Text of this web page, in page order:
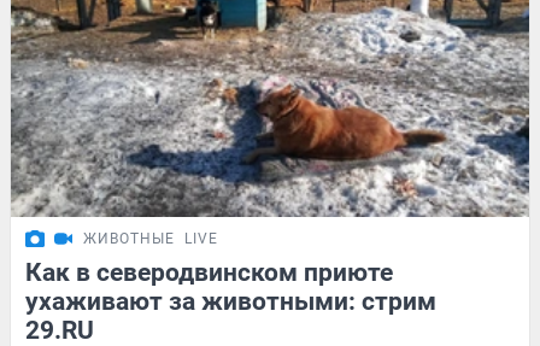
ЖИВОТНЫЕ LIVE
Как в северодвинском приюте
ухаживают за животными: стрим
29.RU